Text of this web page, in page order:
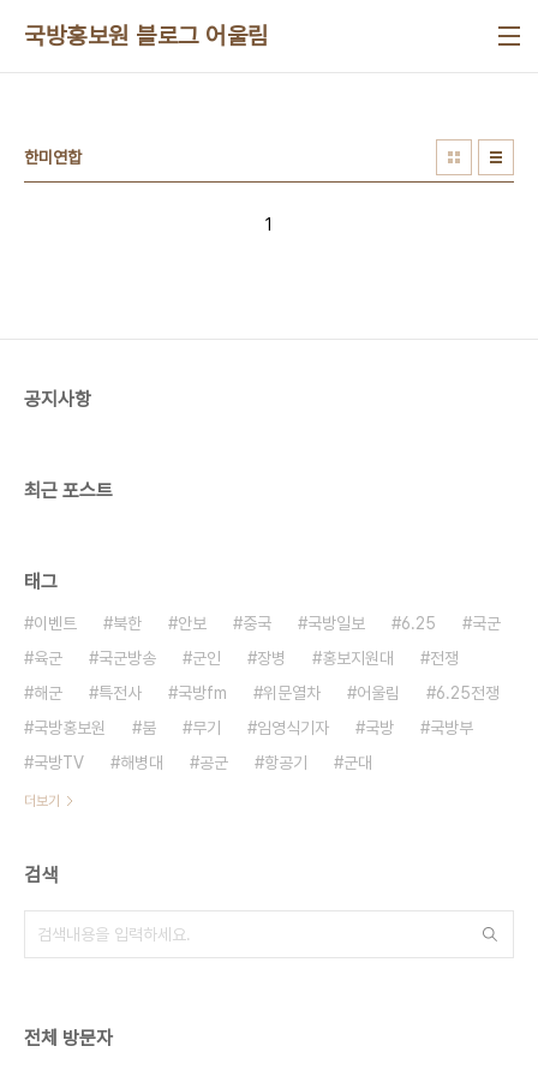
국방홍보원 블로그 어울림
한미연합
1
공지사항
최근 포스트
태그
이벤트 북한 안보 중국 국방일보 6.25
국군
육군
국군방송 군인 장병 홍보지원대
전쟁
해군
특전사 국방fm 위문열차 어울림
6.25전쟁
국방홍보원
붐 무기 임영식기자 국방
국방부
국방TV
해병대 공군 항공기 군대
더보기
검색
전체 방문자